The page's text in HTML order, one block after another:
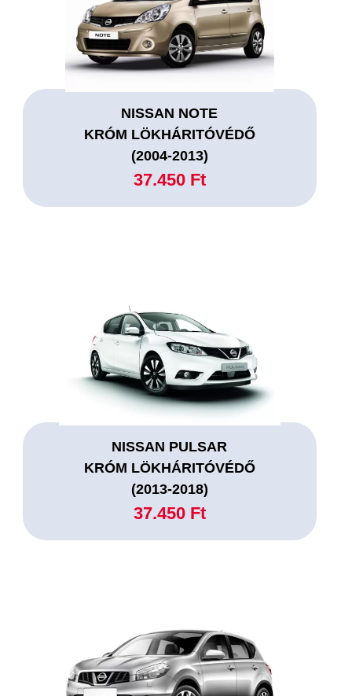
NISSAN NOTE
KRÓM LÖKHÁRITÓVÉDŐ
(2004-2013)
37.450 Ft
NISSAN PULSAR
KRÓM LÖKHÁRITÓVÉDŐ
(2013-2018)
37.450 Ft